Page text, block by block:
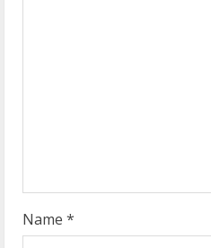
g
Name *